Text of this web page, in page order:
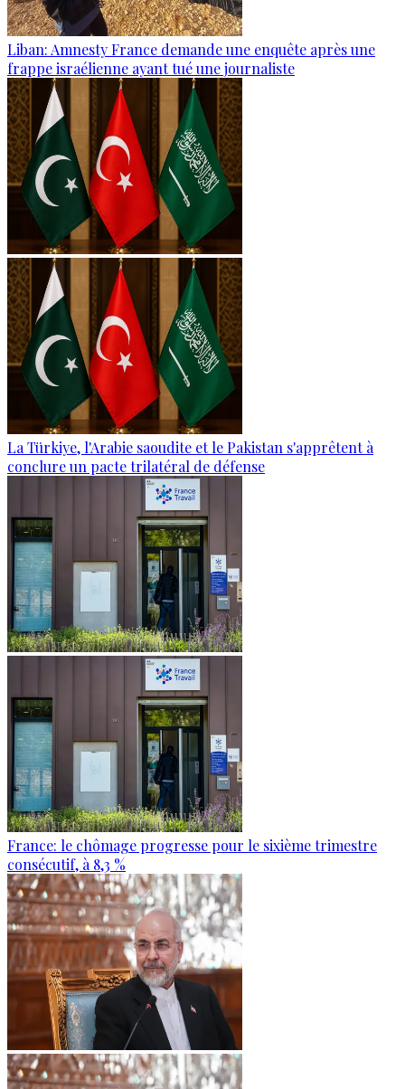
Liban: Amnesty France demande une enquête après une
frappe israélienne ayant tué une journaliste
La Türkiye, l'Arabie saoudite et le Pakistan s'apprêtent à
conclure un pacte trilatéral de défense
France: le chômage progresse pour le sixième trimestre
consécutif, à 8,3 %